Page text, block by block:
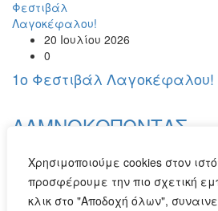
Χρησιμοποιούμε cookies στον
προσφέρουμε την πιο σχετική
κλικ στο "Αποδοχή όλων",
20 Ιουλίου 2026
0
1o Φεστιβάλ Λαγοκέφαλου!
ΛΑΜΝΟΚΟΠΩΝΤΑΣ
3 Ιουλίου 2026